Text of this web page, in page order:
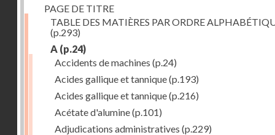
PAGE DE TITRE
TABLE DES MATIÈRES PAR ORDRE
(p.293)
A (p.24)
Accidents de machines (p.24)
Acides gallique et tannique(p.193)
Acides gallique et tannique(p.216)
Acétate d'alumine(p.101)
Adjudications administratives (p.229)